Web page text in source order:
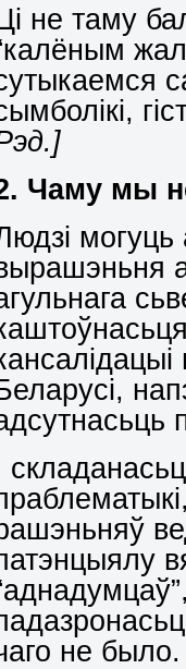
не таму
Чаму мы
могуць
не было.